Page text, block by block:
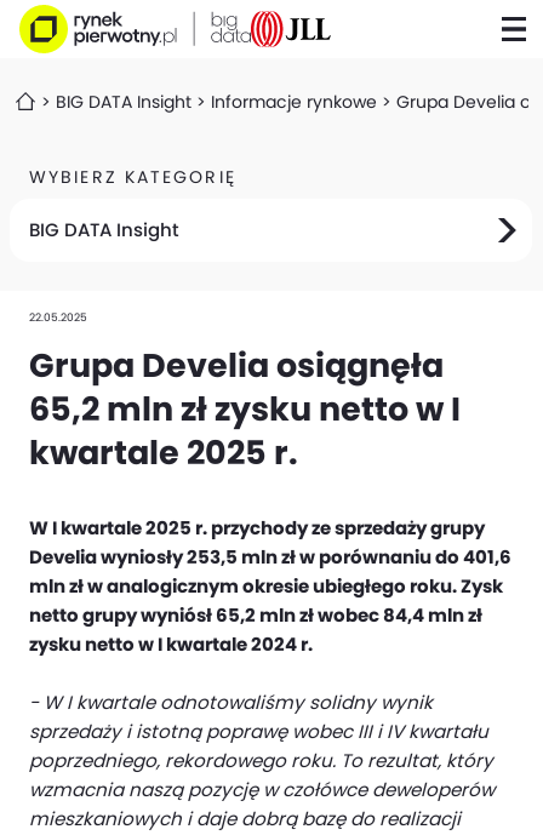
BIG DATA Insight Informacje rynkowe Grupa Develia
WYBIERZ KATEGORIĘ
BIG DATA Insight
22.05.2025
Grupa Develia osiągnęła
65,2 mln zł zysku netto w I
kwartale 2025 r.
W I kwartale 2025 r. przychody ze sprzedaży grupy
Develia wyniosły 253,5 mln zł w porównaniu do 401,6
mln zł w analogicznym okresie ubiegłego roku. Zysk
netto grupy wyniósł 65,2 mln zł wobec 84,4 mln zł
zysku netto w I kwartale 2024 r.
- W I kwartale odnotowaliśmy solidny wynik
sprzedaży i istotną poprawę wobec III i IV kwartału
poprzedniego, rekordowego roku. To rezultat, który
wzmacnia naszą pozycję w czołówce deweloperów
mieszkaniowych i daje dobrą bazę do realizacji